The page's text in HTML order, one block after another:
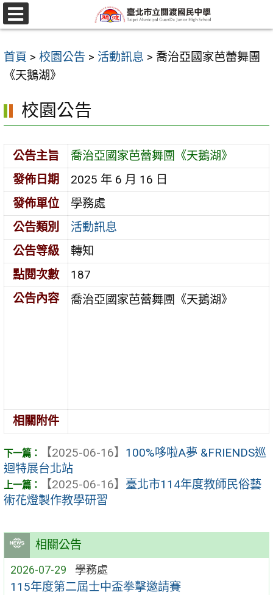
跳
至
要
內
區
選
單
首頁 > 校園公告 > 活動訊息 > 喬治亞國家芭蕾舞團
《天鵝湖》
相關公告
2026-07-29 學務處
115年度第二屆士中盃拳擊邀請賽
校園公告
公告主旨
喬治亞國家芭蕾舞團《天鵝湖》
發佈日期
2025 年 6 月 16 日
發佈單位
學務處
公告類別
活動訊息
公告等級
轉知
點閱次數
187
公告內容
喬治亞國家芭蕾舞團《天鵝湖》
相關附件
【2025-06-16】 100%哆啦A夢 &FRIENDS巡
迴特展台北站
【2025-06-16】 臺北市114年度教師民俗藝
術花燈製作教學研習